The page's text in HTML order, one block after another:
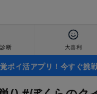
断 大喜利
ポイ活アプリ！今すぐ挑